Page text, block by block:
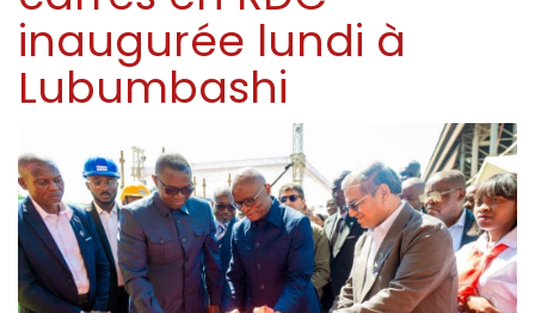
inaugurée lundi à
Lubumbashi